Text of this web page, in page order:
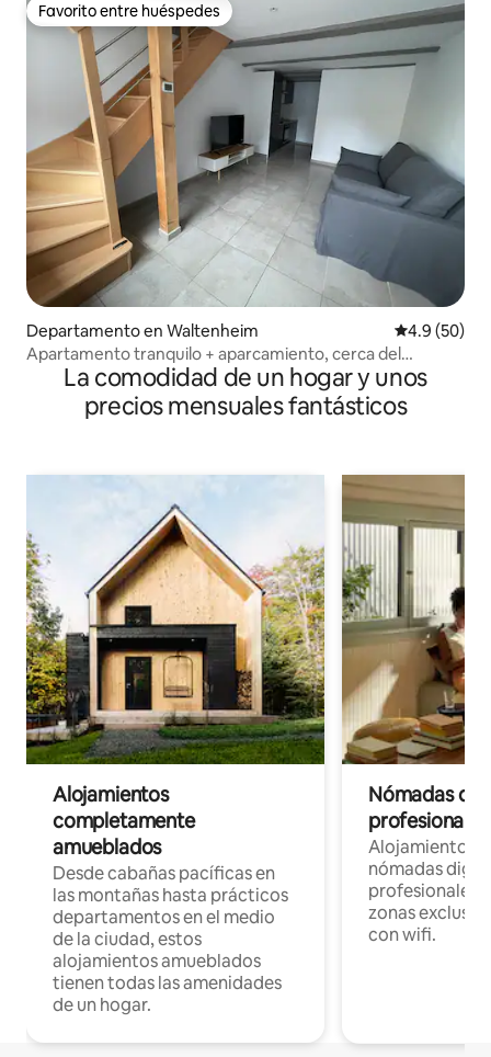
Favorito entre huéspedes
Favorito entre huéspedes
Departamento en Waltenheim Calificación
4.9 (50)
Apartamento tranquilo + aparcamiento, cerca del
aeropuerto
La comodidad de un hogar y unos
precios mensuales fantásticos
Alojamientos
completamente
amueblados
Desde cabañas pacíficas en
las montañas hasta prácticos
departamentos en el medio
de la ciudad, estos
alojamientos amueblados
tienen todas las amenidades
de un hogar.
Nómadas
Alojamientos
nómadas
profesionales
zonas
con wifi.